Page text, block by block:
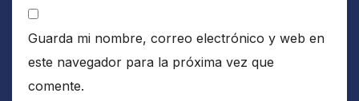
Guarda mi nombre, correo electrónico y web en
este navegador para la próxima vez que
comente.